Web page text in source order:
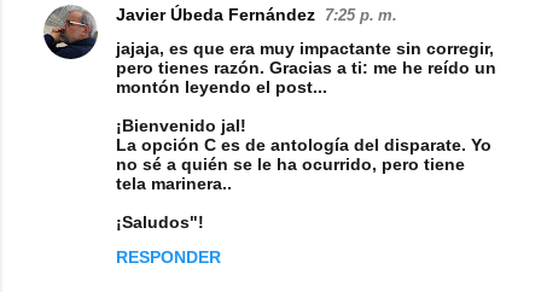
o
Javier Úbeda Fernández 7:25 p. m.
jajaja, es que era muy impactante sin corregir,
pero tienes razón. Gracias a ti: me he reído un
montón leyendo el post...
¡Bienvenido jal!
La opción C es de antología del disparate. Yo
no sé a quién se le ha ocurrido, pero tiene
tela marinera..
¡Saludos"!
RESPONDER